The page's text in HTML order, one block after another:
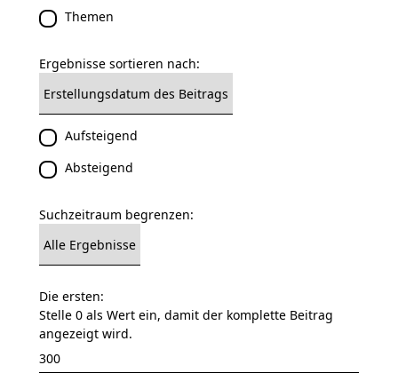
Themen
Ergebnisse sortieren nach:
Aufsteigend
Absteigend
Suchzeitraum begrenzen:
Die ersten:
Stelle 0 als Wert ein, damit der komplette Beitrag
angezeigt wird.